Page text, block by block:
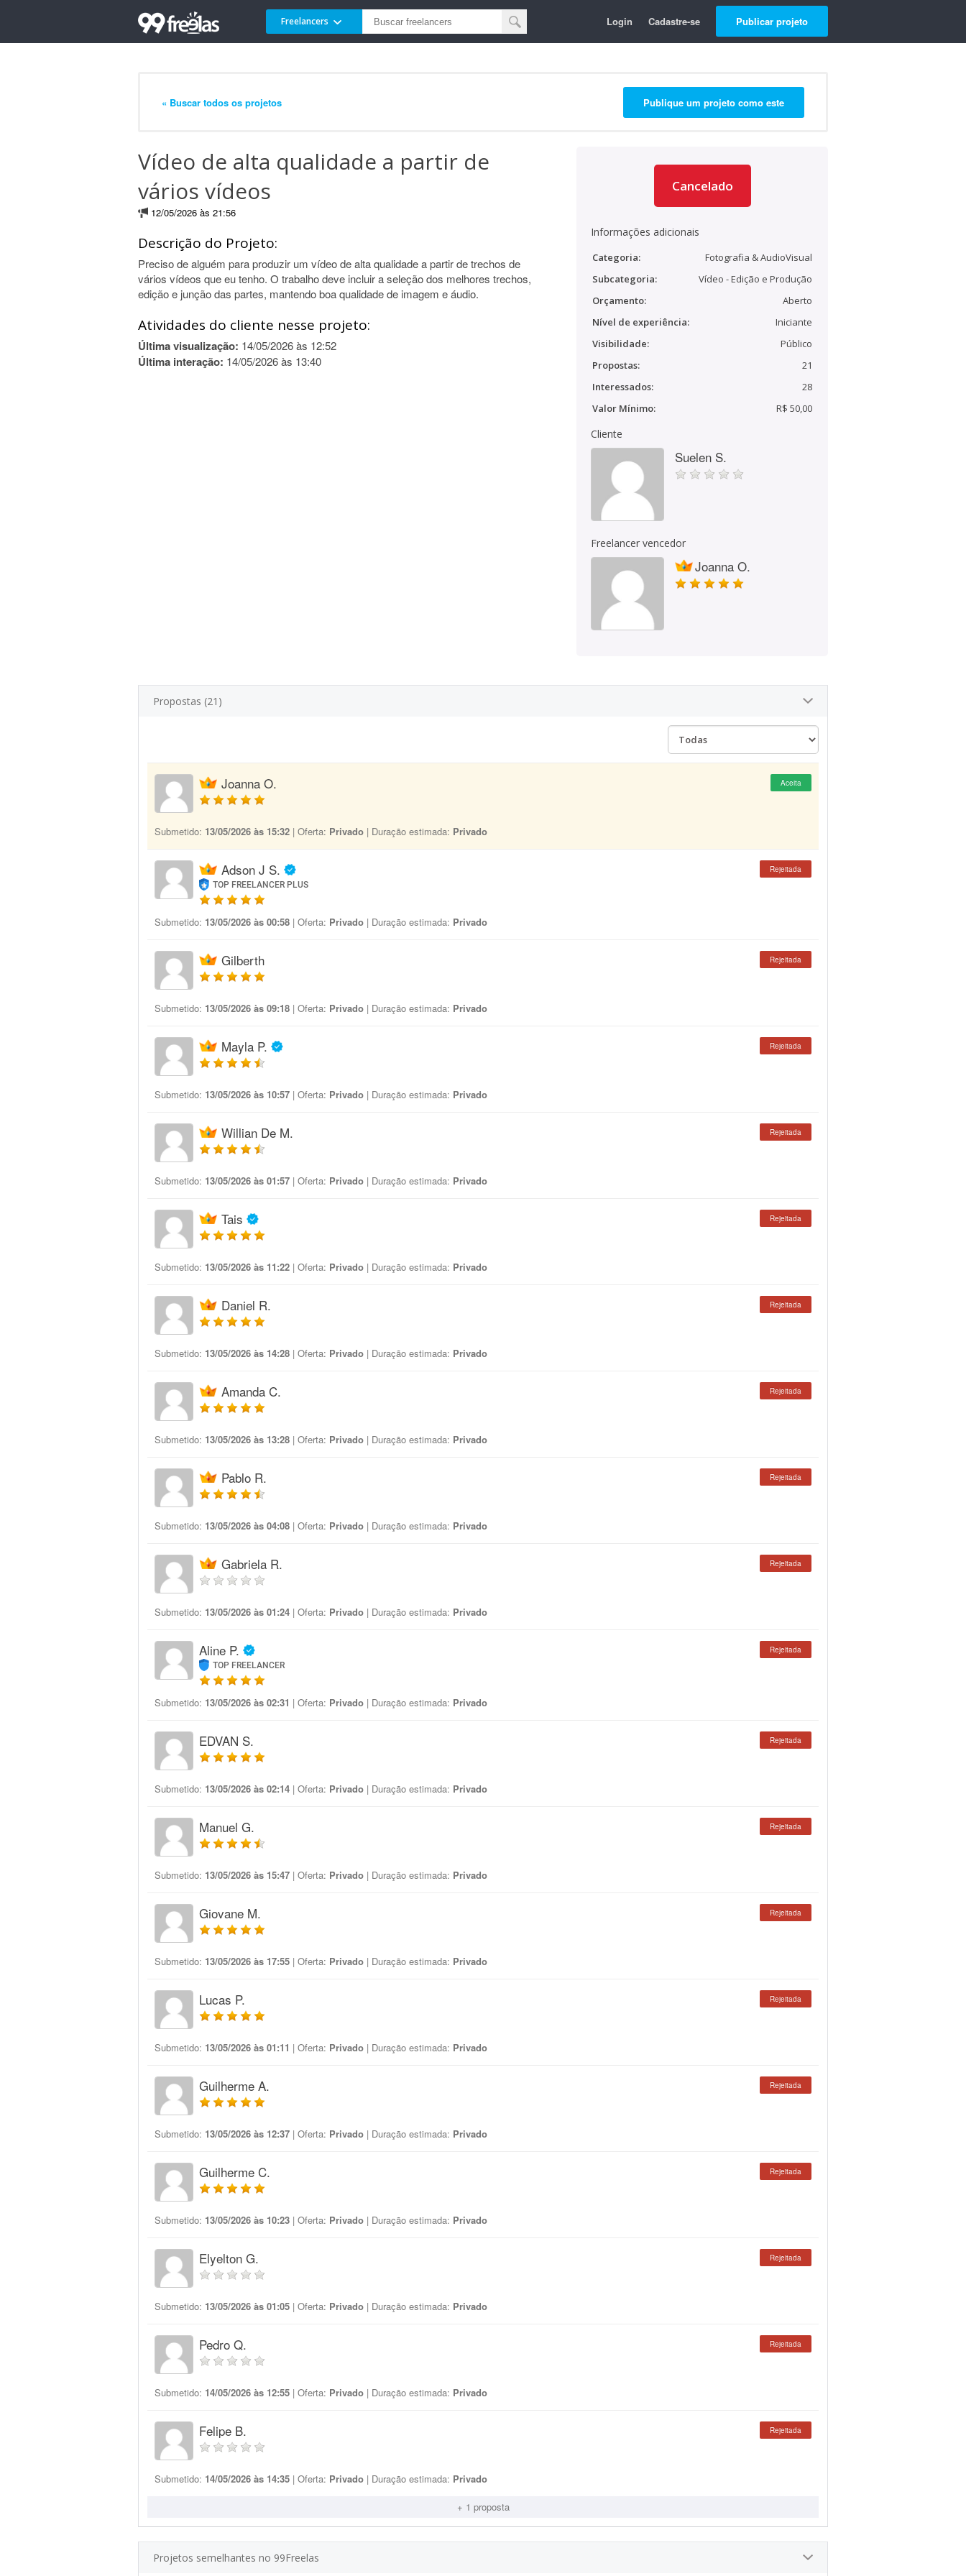
Freelancers Login Cadastre-se Publicar projeto
« Buscar todos os projetos Publique um projeto como este
Vídeo de alta qualidade a partir de
vários vídeos
12/05/2026 às 21:56
Descrição do Projeto:
Preciso de alguém para produzir um vídeo de alta qualidade a partir de trechos de
vários vídeos que eu tenho. O trabalho deve incluir a seleção dos melhores trechos,
edição e junção das partes, mantendo boa qualidade de imagem e áudio.
Atividades do cliente nesse projeto:
Última visualização: 14/05/2026 às 12:52
Última interação: 14/05/2026 às 13:40
Cancelado
Informações adicionais
Categoria:
Fotografia & AudioVisual
Subcategoria:
Vídeo - Edição e Produção
Orçamento:
Aberto
Nível de experiência:
Iniciante
Visibilidade:
Público
Propostas:
21
Interessados:
28
Valor Mínimo:
R$ 50,00
Cliente
Suelen S.
Freelancer vencedor
Joanna O.
Propostas (21)
Joanna O. Aceita
Submetido: 13/05/2026 às 15:32 | Oferta: Privado | Duração estimada: Privado
Adson J S.
TOP FREELANCER PLUS
Rejeitada
Submetido: 13/05/2026 às 00:58 | Oferta: Privado | Duração estimada: Privado
Gilberth Rejeitada
Submetido: 13/05/2026 às 09:18 | Oferta: Privado | Duração estimada: Privado
Mayla P. Rejeitada
Submetido: 13/05/2026 às 10:57 | Oferta: Privado | Duração estimada: Privado
Willian De M. Rejeitada
Submetido: 13/05/2026 às 01:57 | Oferta: Privado | Duração estimada: Privado
Tais Rejeitada
Submetido: 13/05/2026 às 11:22 | Oferta: Privado | Duração estimada: Privado
Daniel R. Rejeitada
Submetido: 13/05/2026 às 14:28 | Oferta: Privado | Duração estimada: Privado
Amanda C. Rejeitada
Submetido: 13/05/2026 às 13:28 | Oferta: Privado | Duração estimada: Privado
Pablo R. Rejeitada
Submetido: 13/05/2026 às 04:08 | Oferta: Privado | Duração estimada: Privado
Gabriela R. Rejeitada
Submetido: 13/05/2026 às 01:24 | Oferta: Privado | Duração estimada: Privado
Aline P.
TOP FREELANCER
Rejeitada
Submetido: 13/05/2026 às 02:31 | Oferta: Privado | Duração estimada: Privado
EDVAN S. Rejeitada
Submetido: 13/05/2026 às 02:14 | Oferta: Privado | Duração estimada: Privado
Manuel G. Rejeitada
Submetido: 13/05/2026 às 15:47 | Oferta: Privado | Duração estimada: Privado
Giovane M. Rejeitada
Submetido: 13/05/2026 às 17:55 | Oferta: Privado | Duração estimada: Privado
Lucas P. Rejeitada
Submetido: 13/05/2026 às 01:11 | Oferta: Privado | Duração estimada: Privado
Guilherme A. Rejeitada
Submetido: 13/05/2026 às 12:37 | Oferta: Privado | Duração estimada: Privado
Guilherme C. Rejeitada
Submetido: 13/05/2026 às 10:23 | Oferta: Privado | Duração estimada: Privado
Elyelton G. Rejeitada
Submetido: 13/05/2026 às 01:05 | Oferta: Privado | Duração estimada: Privado
Pedro Q. Rejeitada
Submetido: 14/05/2026 às 12:55 | Oferta: Privado | Duração estimada: Privado
Felipe B. Rejeitada
Submetido: 14/05/2026 às 14:35 | Oferta: Privado | Duração estimada: Privado
+ 1 proposta
Projetos semelhantes no 99Freelas